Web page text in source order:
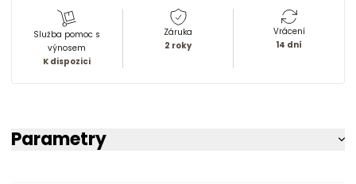
Služba pomoc s
výnosem
K dispozici
Záruka
2 roky
Vrácení
14 dní
Parametry